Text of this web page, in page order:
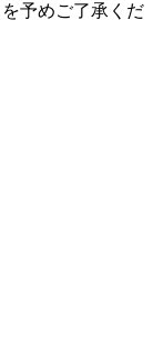
予めご了承くだ